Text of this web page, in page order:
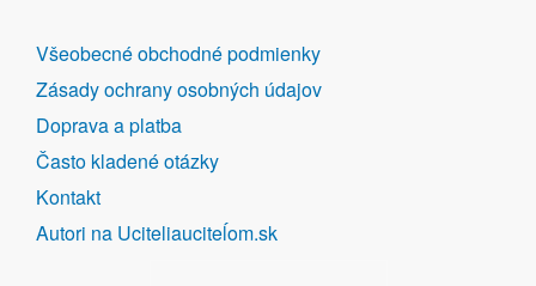
DALŠÍ
ODKAZY
Všeobecné obchodné podmienky
Zásady ochrany osobných údajov
Doprava a platba
Často kladené otázky
Kontakt
Autori na Uciteliauciteĺom.sk